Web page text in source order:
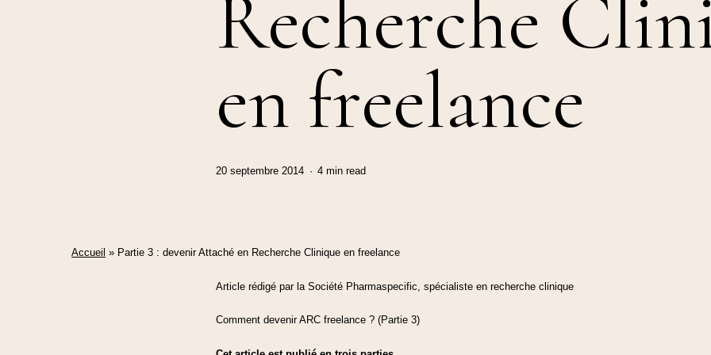
Recherche
en freelance
20 septembre 2014 4 min read
Accueil » Partie 3 : devenir Attaché en Recherche Clinique en freelance
Article rédigé par la Société Pharmaspecific, spécialiste en recherche clinique
Comment devenir ARC freelance ? (Partie 3)